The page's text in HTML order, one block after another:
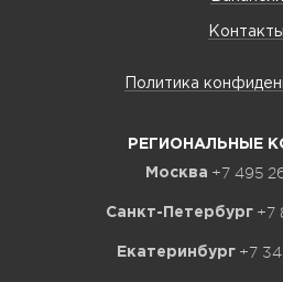
Контакты
Политика
РЕГИОНАЛЬНЫЕ
Москва +7 495
Санкт-Петербург +7
Екатеринбург +7